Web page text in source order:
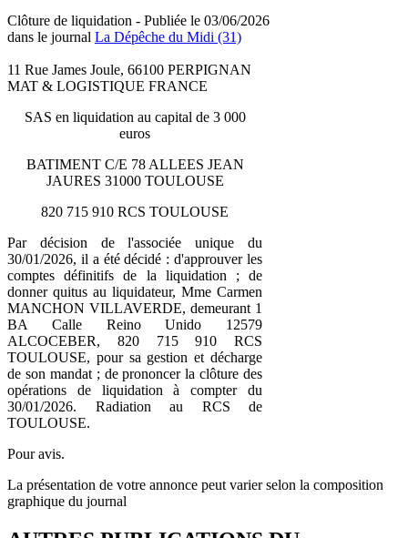
Clôture de liquidation - Publiée le 03/06/2026
dans le journal La Dépêche du Midi (31)
11 Rue James Joule, 66100 PERPIGNAN
MAT & LOGISTIQUE FRANCE
SAS en liquidation au capital de 3 000
euros
BATIMENT C/E 78 ALLEES JEAN
JAURES 31000 TOULOUSE
820 715 910 RCS TOULOUSE
Par décision de l'associée unique du
30/01/2026, il a été décidé : d'approuver les
comptes définitifs de la liquidation ; de
donner quitus au liquidateur, Mme Carmen
MANCHON VILLAVERDE, demeurant 1
BA Calle Reino Unido 12579
ALCOCEBER, 820 715 910 RCS
TOULOUSE, pour sa gestion et décharge
de son mandat ; de prononcer la clôture des
opérations de liquidation à compter du
30/01/2026. Radiation au RCS de
TOULOUSE.
Pour avis.
La présentation de votre annonce peut varier selon la composition
graphique du journal